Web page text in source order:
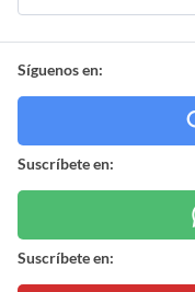
Síguenos en:
Suscríbete en:
Suscríbete en: